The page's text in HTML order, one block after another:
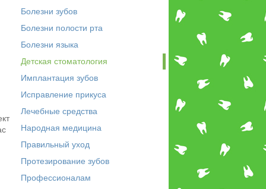
Болезни зубов
Болезни полости рта
Болезни языка
Детская стоматология
Имплантация зубов
Исправление прикуса
Лечебные средства
Народная медицина
Правильный уход
Протезирование зубов
Профессионалам